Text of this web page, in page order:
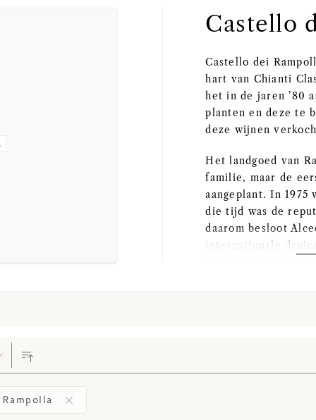
Castello
Castello dei
hart van Chianti
het in de jaren ’80
planten en deze te
deze wijnen
Het landgoed van
familie, maar de
aangeplant. In
die tijd was de
daarom besloot
internationale